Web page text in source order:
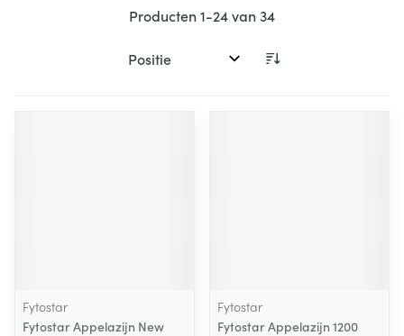
Producten1-24van34
Sorteer op:
Fytostar
Fytostar Appelazijn New
Fytostar
Fytostar Appelazijn 1200